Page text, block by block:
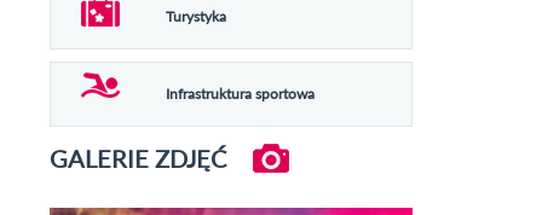
Turystyka
Infrastruktura sportowa
GALERIE ZDJĘĆ